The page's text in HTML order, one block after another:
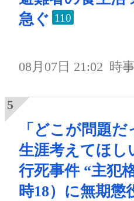
急ぐ 110
08月07日 21:02 時
「どこが問題
生涯考えてほし
行死事件 “主犯
時18）に無期懲